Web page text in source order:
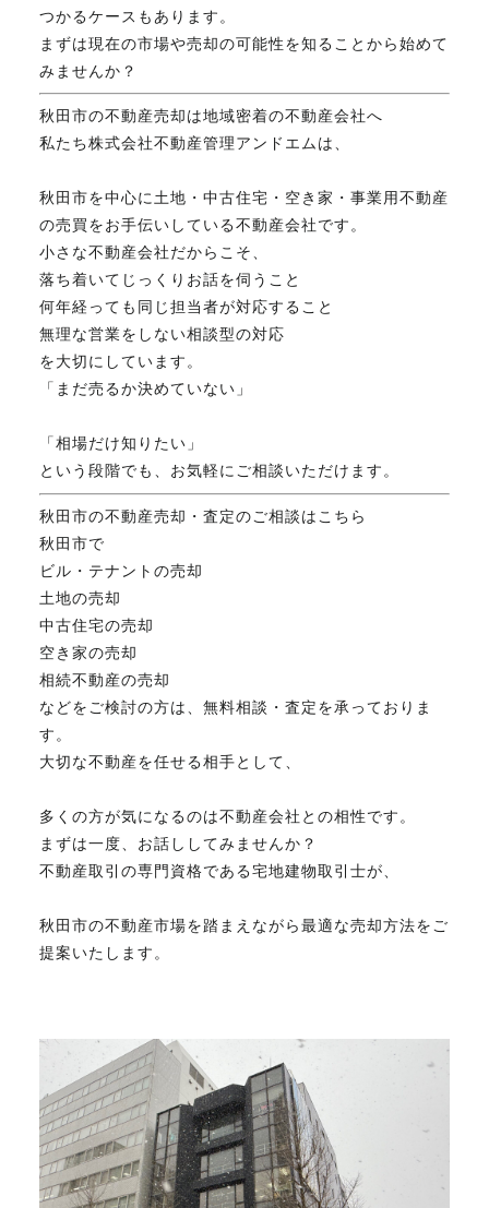
つかるケースもあります。
まずは現在の市場や売却の可能性を知ることから始めて
みませんか？
秋田市の不動産売却は地域密着の不動産会社へ
私たち株式会社不動産管理アンドエムは、
秋田市を中心に土地・中古住宅・空き家・事業用不動産
の売買をお手伝いしている不動産会社です。
小さな不動産会社だからこそ、
落ち着いてじっくりお話を伺うこと
何年経っても同じ担当者が対応すること
無理な営業をしない相談型の対応
を大切にしています。
「まだ売るか決めていない」
「相場だけ知りたい」
という段階でも、お気軽にご相談いただけます。
秋田市の不動産売却・査定のご相談はこちら
秋田市で
ビル・テナントの売却
土地の売却
中古住宅の売却
空き家の売却
相続不動産の売却
などをご検討の方は、無料相談・査定を承っておりま
す。
大切な不動産を任せる相手として、
多くの方が気になるのは不動産会社との相性です。
まずは一度、お話ししてみませんか？
不動産取引の専門資格である宅地建物取引士が、
秋田市の不動産市場を踏まえながら最適な売却方法をご
提案いたします。